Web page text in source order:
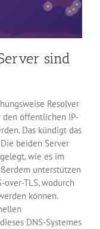
sind
Resolver
den öffentlichen IP-
Das kündigt das
beiden Server
wie es im
unterstützen
over-TLS, wodurch
können.
DNS-Systemes